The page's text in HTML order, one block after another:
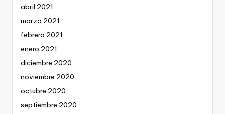
abril 2021
marzo 2021
febrero 2021
enero 2021
diciembre 2020
noviembre 2020
octubre 2020
septiembre 2020